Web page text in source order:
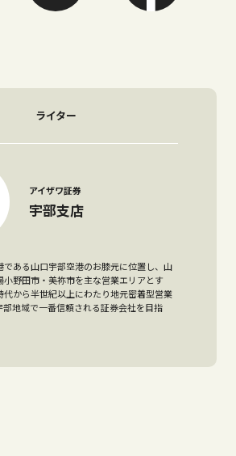
ライター
アイザワ証券
宇部支店
である山口宇部空港のお膝元に位置し、山
小野田市・美祢市を主な営業エリアとす
代から半世紀以上にわたり地元密着型営業
部地域で一番信頼される証券会社を目指